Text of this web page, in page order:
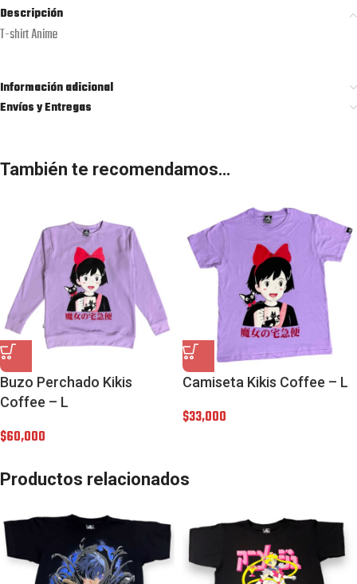
Descripción
T-shirt Anime
Información adicional
Envíos y Entregas
También te recomendamos…
Buzo Perchado Kikis
Coffee – L
$60,000
Camiseta Kikis Coffee – L
$33,000
Productos relacionados